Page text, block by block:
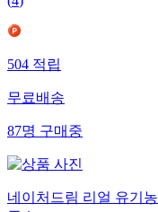
(4)
504적립
무료배송
87명구매중
네이처드림 리얼 유기